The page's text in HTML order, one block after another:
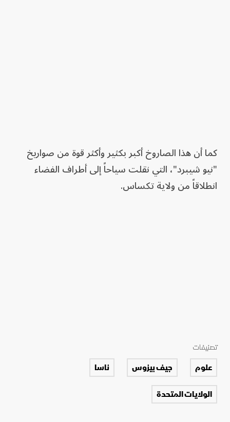
كما أن هذا الصاروخ أكبر بكثير وأكثر قوة من صواريخ
"نيو شيبرد"، التي نقلت سياحاً إلى أطراف الفضاء
انطلاقاً من ولاية تكساس.
تصنيفات
علوم جيف بيزوس
ناسا
الولايات المتحدة